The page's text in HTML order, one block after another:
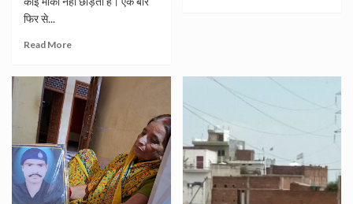
फिर से...
Read More